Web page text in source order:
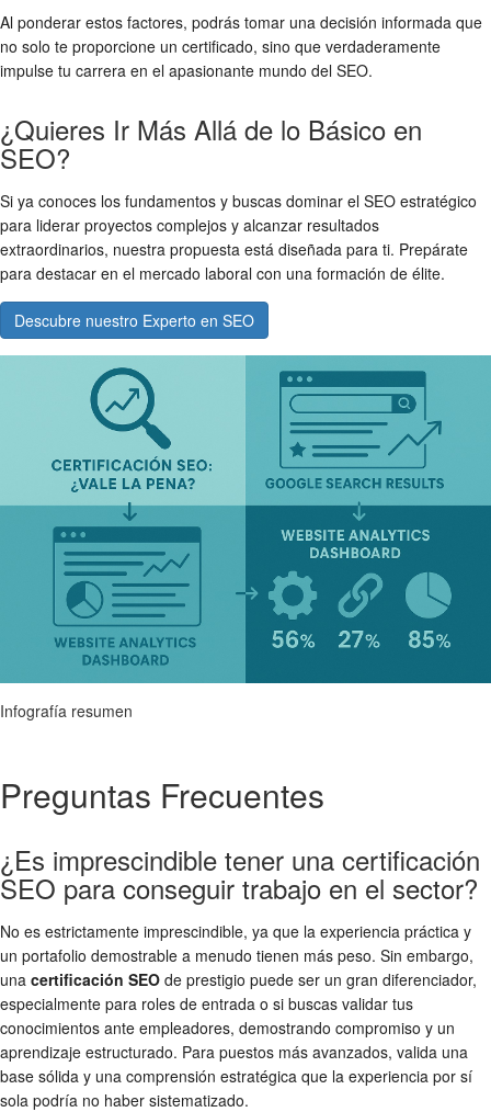
Al ponderar estos factores, podrás tomar una decisión informada que
no solo te proporcione un certificado, sino que verdaderamente
impulse tu carrera en el apasionante mundo del SEO.
¿Quieres Ir Más Allá de lo Básico en
SEO?
Si ya conoces los fundamentos y buscas dominar el SEO estratégico
para liderar proyectos complejos y alcanzar resultados
extraordinarios, nuestra propuesta está diseñada para ti. Prepárate
para destacar en el mercado laboral con una formación de élite.
Descubre nuestro Experto en SEO
Infografía resumen
Preguntas Frecuentes
¿Es imprescindible tener una certificación
SEO para conseguir trabajo en el sector?
No es estrictamente imprescindible, ya que la experiencia práctica y
un portafolio demostrable a menudo tienen más peso. Sin embargo,
una certificación SEO de prestigio puede ser un gran diferenciador,
especialmente para roles de entrada o si buscas validar tus
conocimientos ante empleadores, demostrando compromiso y un
aprendizaje estructurado. Para puestos más avanzados, valida una
base sólida y una comprensión estratégica que la experiencia por sí
sola podría no haber sistematizado.